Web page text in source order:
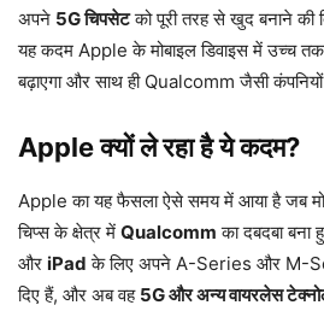
अपने 5G चिपसेटको पूरी तरह से खुद बनाने की
यह कदम Apple के मोबाइल डिवाइस में उच्च
बढ़ाएगा और साथ ही Qualcomm जैसी कंपनियों
Apple क्यों ले रहा है ये कदम?
Apple का यह फैसला ऐसे समय में आया है जब
चिप्स के क्षेत्र में Qualcomm का दबदबा
और iPad के लिए अपने A-Series और M-
दिए हैं, और अब वह 5G और अन्य वायरलेस